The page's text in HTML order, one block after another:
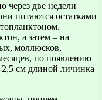
через две недели
питаются остатками
а затем – на
моллюсков,
по появлению
см длиной личинка